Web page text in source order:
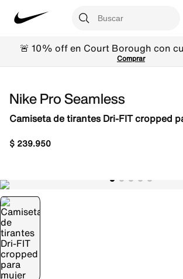
🚨 10% off en Court Borough con
Comprar
Nike Pro Seamless
Camiseta de tirantes Dri-FIT cropped
$ 239.950